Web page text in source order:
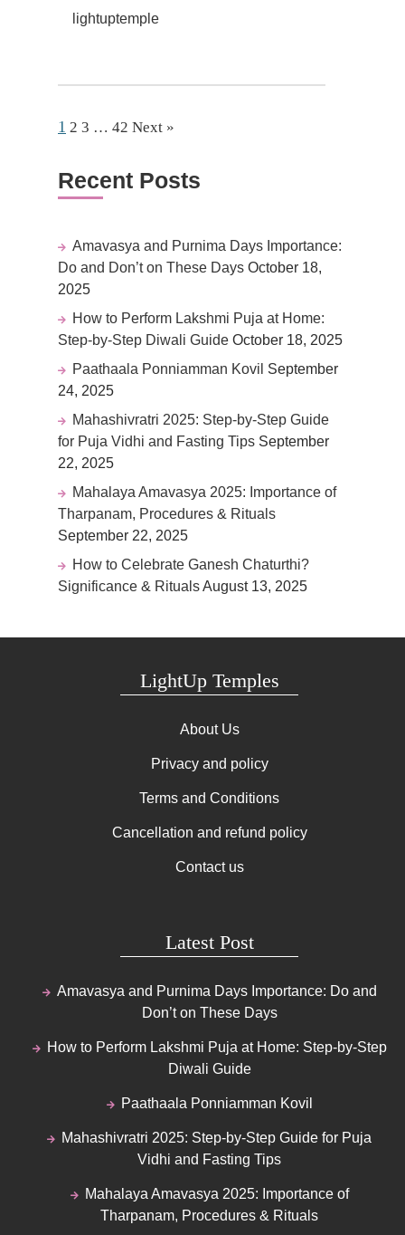
lightuptemple
1 2 3 … 42 Next »
Recent Posts
Amavasya and Purnima Days Importance:
Do and Don’t on These Days October 18,
2025
How to Perform Lakshmi Puja at Home:
Step-by-Step Diwali Guide October 18, 2025
Paathaala Ponniamman Kovil September
24, 2025
Mahashivratri 2025: Step-by-Step Guide
for Puja Vidhi and Fasting Tips September
22, 2025
Mahalaya Amavasya 2025: Importance of
Tharpanam, Procedures & Rituals
September 22, 2025
How to Celebrate Ganesh Chaturthi?
Significance & RitualsAugust 13, 2025
LightUp Temples
About Us
Privacy and policy
Terms and Conditions
Cancellation and refund policy
Contact us
Latest Post
Amavasya and Purnima Days Importance: Do and
Don’t on These Days
How to Perform Lakshmi Puja at Home: Step-by-Step
Diwali Guide
Paathaala Ponniamman Kovil
Mahashivratri 2025: Step-by-Step Guide for Puja
Vidhi and Fasting Tips
Mahalaya Amavasya 2025: Importance of
Tharpanam, Procedures & Rituals